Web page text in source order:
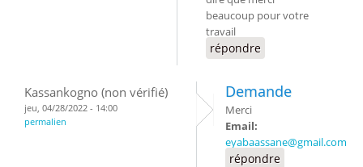
beaucoup pour votre
travail
répondre
Kassankogno (non vérifié)
jeu, 04/28/2022 - 14:00
permalien
Demande
Merci
Email:
eyabaassane@gmail.com
répondre